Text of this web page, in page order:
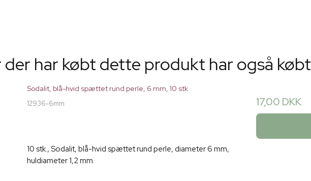
der har købt dette produkt har også købt
Sodalit, blå-hvid spættet rund perle, 6 mm, 10 stk
12936-6mm
10 stk., Sodalit, blå-hvid spættet rund perle, diameter 6 mm,
huldiameter 1,2 mm.
17,00 DKK